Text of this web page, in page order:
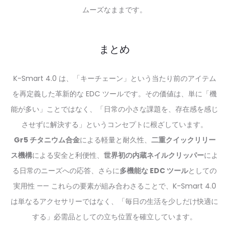
ムーズなままです。
まとめ
K-Smart 4.0 は、「キーチェーン」という当たり前のアイテム
を再定義した革新的な EDC ツールです。その価値は、単に「機
能が多い」ことではなく、「日常の小さな課題を、存在感を感じ
させずに解決する」というコンセプトに根ざしています。
Gr5 チタニウム合金による軽量と耐久性、 二重クイックリリー
ス機構による安全と利便性、 世界初の内蔵ネイルクリッパーによ
る日常のニーズへの応答、さらに多機能な EDC ツールとしての
実用性 —— これらの要素が組み合わさることで、K-Smart 4.0
は単なるアクセサリーではなく、「毎日の生活を少しだけ快適に
する」必需品としての立ち位置を確立しています。